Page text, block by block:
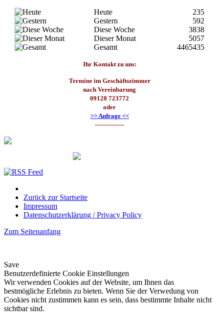
Heute
235
Gestern
592
Diese Woche
3838
Dieser Monat
5057
Gesamt
4465435
Ihr Kontakt zu uns:
Termine im Geschäftszimmer
nach Vereinbarung
09128 723772
oder
>> Anfrage <<
---------------
Zurück zur Startseite
Impressum
Datenschutzerklärung / Privacy Policy
Zum Seitenanfang
Save
Benutzerdefinierte Cookie Einstellungen
Wir verwenden Cookies auf der Website, um Ihnen das
bestmögliche Erlebnis zu bieten. Wenn Sie der Verwedung von
Cookies nicht zustimmen kann es sein, dass bestimmte Inhalte nicht
sichtbar sind.